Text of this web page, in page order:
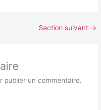
Section suivant →
publier un commentaire.